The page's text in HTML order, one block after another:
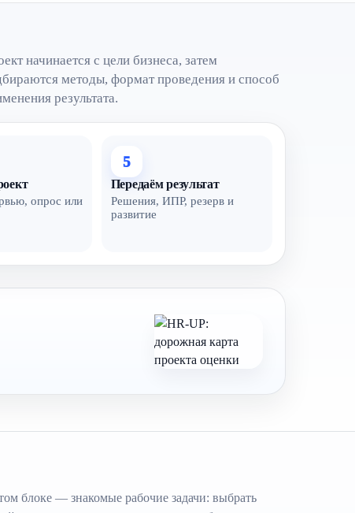
начинается с цели бизнеса, затем
методы, формат проведения и способ
результата.
опрос или
5
Передаём результат
Решения, ИПР, резерв и
развитие
блоке — знакомые рабочие задачи: выбрать